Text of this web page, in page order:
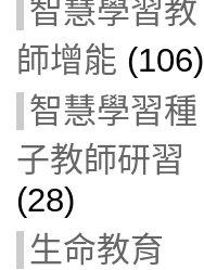
智慧學習教
師增能 (106)
智慧學習種
子教師研習
(28)
生命教育